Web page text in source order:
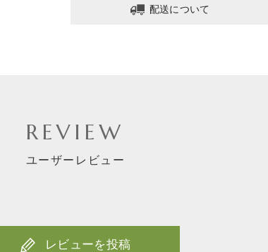
配送について
REVIEW
ユーザーレビュー
レビューを投稿